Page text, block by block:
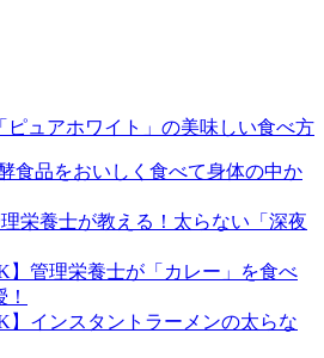
ピュアホワイト」の美味しい食べ方
食品をおいしく食べて身体の中か
栄養士が教える！太らない「深夜
】管理栄養士が「カレー」を食べ
】インスタントラーメンの太らな